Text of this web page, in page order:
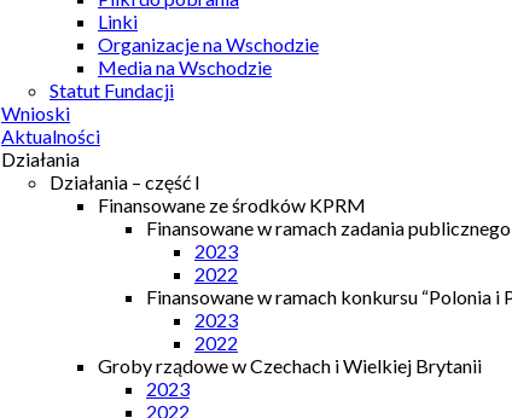
Linki
Organizacje na Wschodzie
Media na Wschodzie
Statut Fundacji
Wnioski
Aktualności
Działania
Działania – część I
Finansowane ze środków KPRM
Finansowane w ramach zadania publicznego
2023
2022
Finansowane w ramach konkursu “Polonia i
2023
2022
Groby rządowe w Czechach i Wielkiej Brytanii
2023
2022